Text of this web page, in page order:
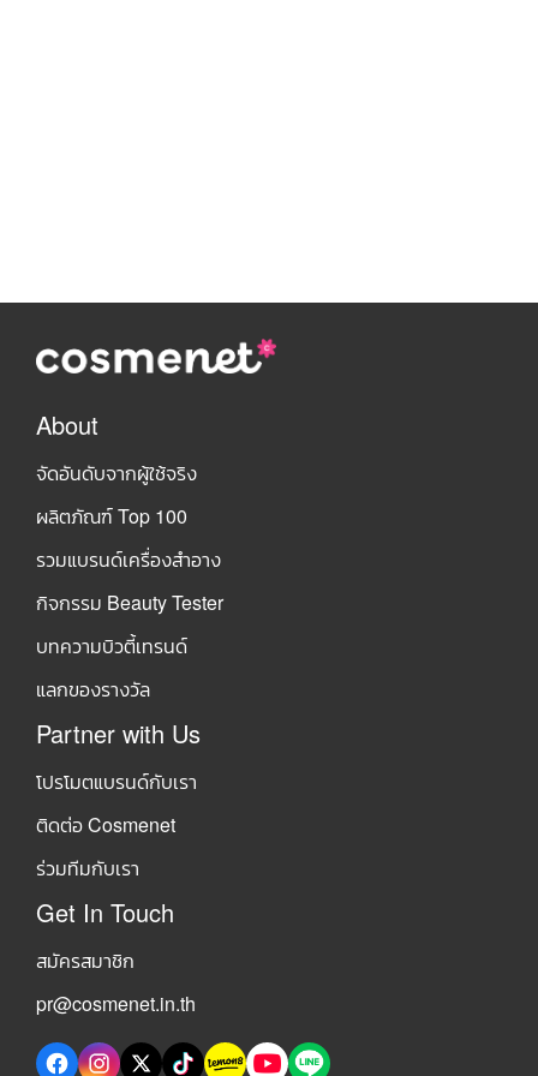
About
จัดอันดับจากผู้ใช้จริง
ผลิตภัณฑ์ Top 100
รวมแบรนด์เครื่องสำอาง
กิจกรรม Beauty Tester
บทความบิวตี้เทรนด์
แลกของรางวัล
Partner with Us
โปรโมตแบรนด์กับเรา
ติดต่อ Cosmenet
ร่วมทีมกับเรา
Get In Touch
สมัครสมาชิก
pr@cosmenet.in.th